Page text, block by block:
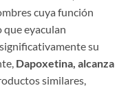
cuya función
eyaculan
su
Dapoxetina, alcanza
similares,